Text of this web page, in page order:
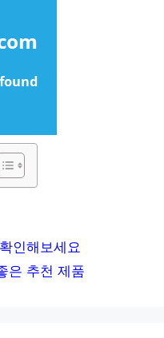
인해보세요
은 추천 제품